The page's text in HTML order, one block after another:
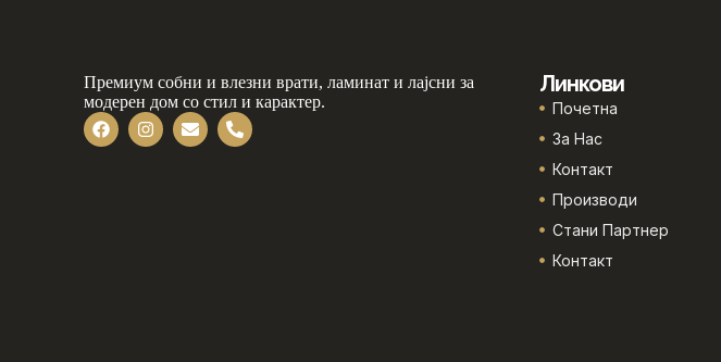
Премиум собни и влезни врати, ламинат и лајсни за
модерен дом со стил и карактер.
Линкови
Почетна
За Нас
Контакт
Производи
Стани Партнер
Контакт